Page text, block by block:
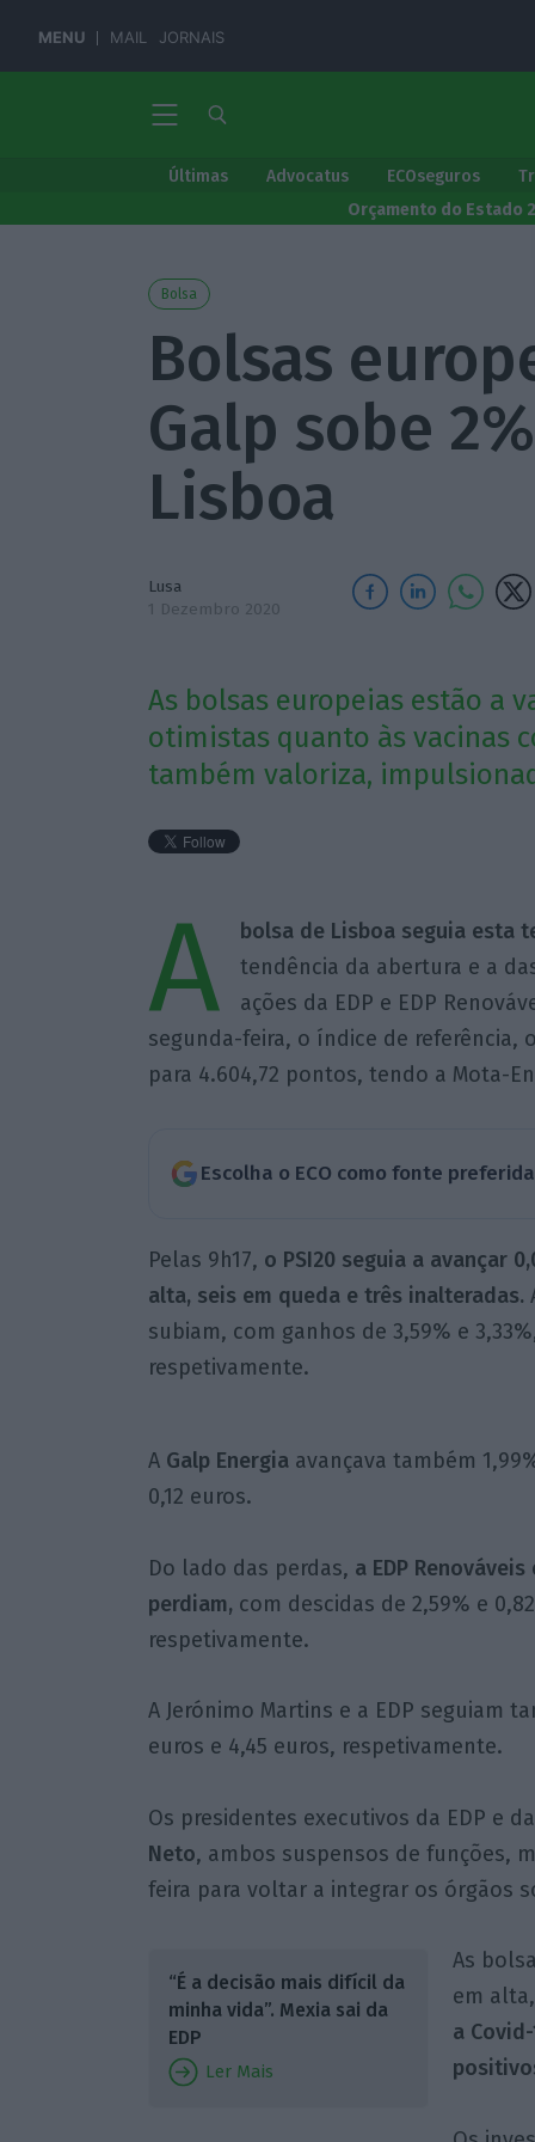
MENU MAIL JORNAIS
Últimas Advocatus ECOseguros
Orçamento do Estado
Bolsa
Bolsas
Galp sobe
Lisboa
Lusa
1 Dezembro 2020
As bolsas europeias estão a
otimistas quanto às vacinas
também valoriza,
A bolsa de Lisboa seguia esta
tendência da abertura e a
ações da EDP e EDP
segunda-feira, o índice de referência,
para 4.604,72 pontos, tendo a Mota-
Escolha o ECO como fonte
Pelas 9h17, o PSI20 seguia a avançar
alta, seis em queda e três inalteradas.
subiam, com ganhos de 3,59% e
respetivamente.
A Galp Energiaavançava também
0,12 euros.
Do lado das perdas, a EDP
perdiam, com descidas de 2,59% e
respetivamente.
A Jerónimo Martins e a EDP seguiam
euros e 4,45 euros, respetivamente.
Os presidentes executivos da EDP e
Neto, ambos suspensos de funções,
feira para voltar a integrar os órgãos
“É a decisão mais difícil da
minha vida”. Mexia sai da
EDP
Ler Mais
As
em alta,
a